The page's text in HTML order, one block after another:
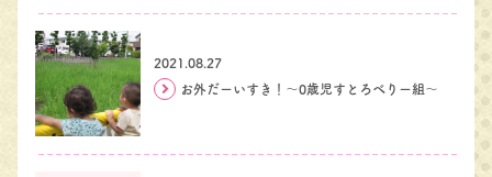
2021.08.27
お外だーいすき！～0歳児すとろべりー組～